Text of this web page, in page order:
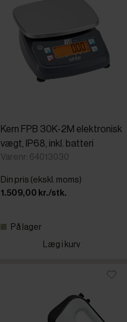
Kern FPB 30K-2M elektronisk
vægt, IP68, inkl. batteri
Varenr: 64013030
Din pris (ekskl. moms)
1.509,00 kr./stk.
På lager
Læg i kurv